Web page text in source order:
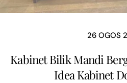
26 OGOS
Kabinet Bilik Mandi
Idea Kabinet